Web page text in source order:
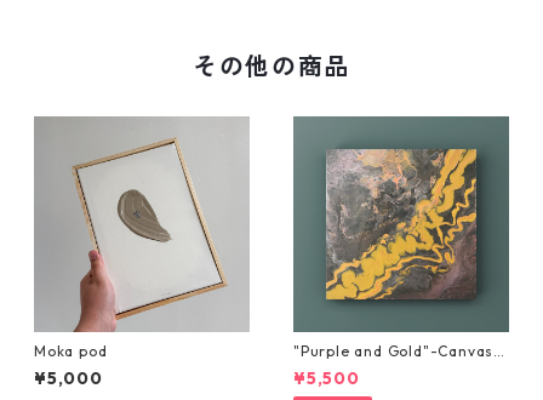
その他の商品
Moka pod
¥5,000
"Purple and Gold"-Canvas a
rt-
¥5,500